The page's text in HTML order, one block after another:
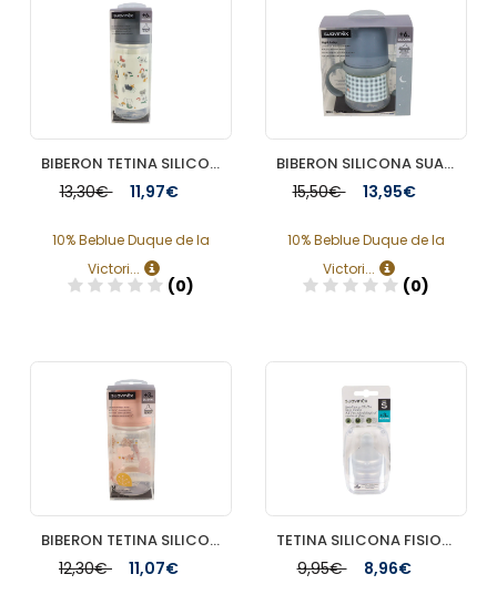
BIBERON TETINA SILICONA FISIOLOGICA SUAVINEX FLUJO L 360 ML
13,30€ 11,97€
10% Beblue Duque de la
Victori...
(0)
BIBERON SILICONA SUAVINEX ENTRENA ANTIDERRAME ASAS + 6 M FIRST 150 ML
15,50€ 13,95€
10% Beblue Duque de la
Victori...
(0)
BIBERON TETINA SILICONA FISIOLOGICA SUAVINEX FLUJO M 270 ML
12,30€ 11,07€
TETINA SILICONA FISIOLOGICA SUAVINEX FLUJO M 2 UNIDADES
9,95€ 8,96€